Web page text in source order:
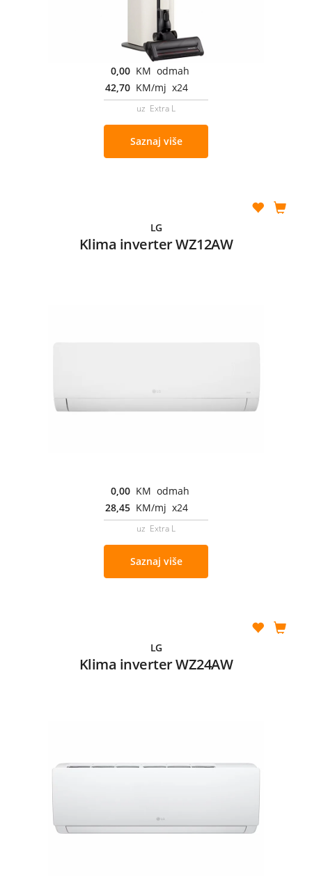
0,00 KM odmah
42,70 KM/mj x24
uz Extra L
Saznaj više
LG
Klima inverter WZ12AW
0,00 KM odmah
28,45 KM/mj x24
uz Extra L
Saznaj više
LG
Klima inverter WZ24AW